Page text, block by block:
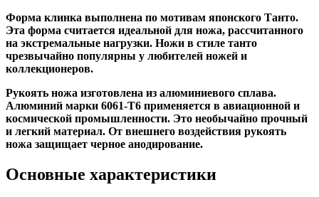
Форма клинка выполнена по мотивам японского Танто.
Эта форма считается идеальной для ножа, рассчитанного
на экстремальные нагрузки. Ножи в стиле танто
чрезвычайно популярны у любителей ножей и
коллекционеров.
Рукоять ножа изготовлена из алюминиевого сплава.
Алюминий марки 6061-T6 применяется в авиационной и
космической промышленности. Это необычайно прочный
и легкий материал. От внешнего воздействия рукоять
ножа защищает черное анодирование.
Основные характеристики